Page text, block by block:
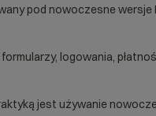
pod nowoczesne wersje
logowania,
jest używanie